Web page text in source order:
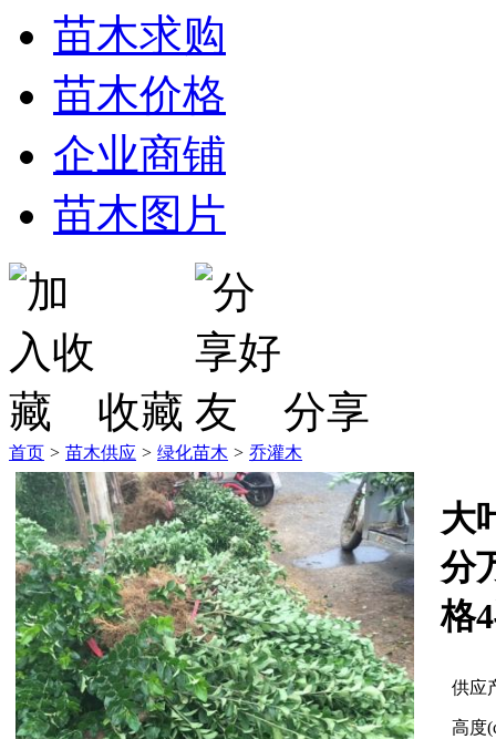
苗木求购
苗木价格
企业商铺
苗木图片
收藏 分享
首页 > 苗木供应 > 绿化苗木 > 乔灌木
大
分
格
供应
高度